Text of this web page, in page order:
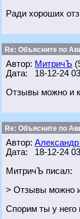
Ради хороших
Re: Объясните по
Автор: МитричЪ
Дата: 18-12-24
Отзывы можно и
Re: Объясните по
Автор:
Дата: 18-12-24
МитричЪ писал:
> Отзывы можно
Спорим ты у него